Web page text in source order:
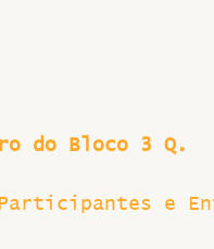
do Bloco 3 Q.
Participantes e